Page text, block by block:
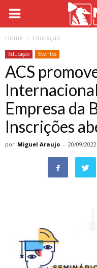
Home Educação
Educação Eventos
ACS
Empresa da
Inscrições
por Miguel Araujo - 20/09/2022